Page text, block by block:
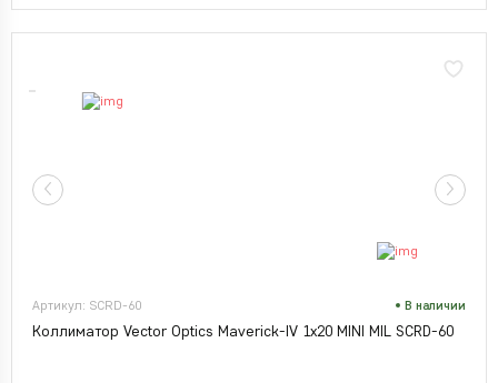
Артикул: SCRD-60 В наличии
Коллиматор Vector Optics Maverick-IV 1x20 MINI MIL SCRD-60